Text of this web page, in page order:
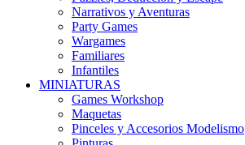
Narrativos y Aventuras
Party Games
Wargames
Familiares
Infantiles
MINIATURAS
Games Workshop
Maquetas
Pinceles y Accesorios Modelismo